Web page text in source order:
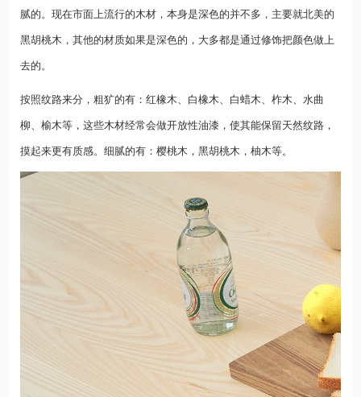
腻的。现在市面上流行的木材，本身是深色的并不多，主要就北美的
黑胡桃木，其他的材质如果是深色的，大多都是通过修饰把颜色做上
去的。
按照纹路来分，粗犷的有：红橡木、白橡木、白蜡木、柞木、水曲
柳、榆木等，这些木材经常会做开放性油漆，使其能保留天然纹路，
摸起来更有质感。细腻的有：樱桃木，黑胡桃木，柚木等。